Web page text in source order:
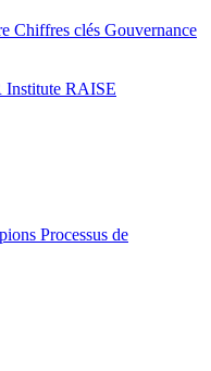
Chiffres clés Gouvernance
Institute RAISE
Processus de